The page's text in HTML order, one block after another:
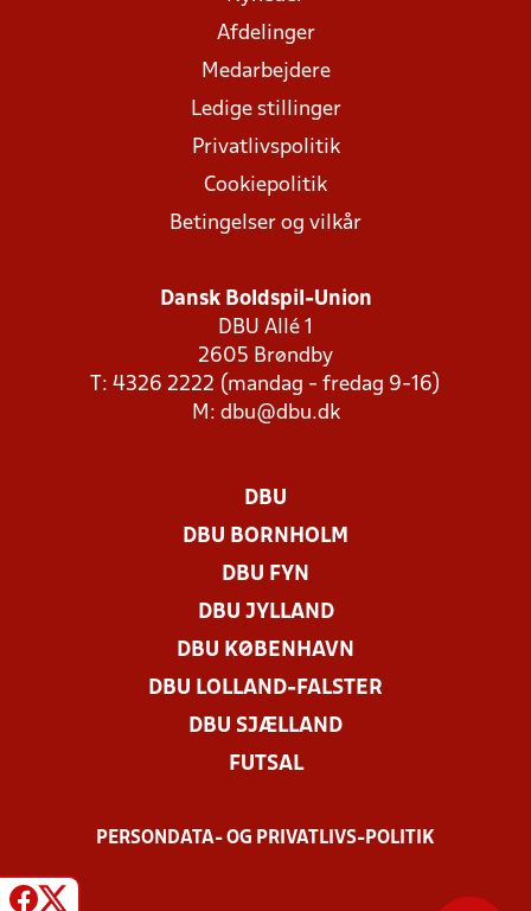
Afdelinger
Medarbejdere
Ledige stillinger
Privatlivspolitik
Cookiepolitik
Betingelser og vilkår
Dansk Boldspil-Union
DBU Allé 1
2605 Brøndby
T: 4326 2222 (mandag - fredag 9-16)
M: dbu@dbu.dk
DBU
DBU BORNHOLM
DBU FYN
DBU JYLLAND
DBU KØBENHAVN
DBU LOLLAND-FALSTER
DBU SJÆLLAND
FUTSAL
PERSONDATA- OG PRIVATLIVS-POLITIK